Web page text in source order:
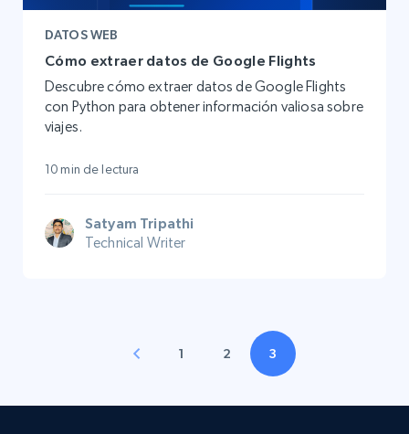
DATOS WEB
Cómo extraer datos de Google Flights
Descubre cómo extraer datos de Google Flights
con Python para obtener información valiosa sobre
viajes.
10 min de lectura
Satyam Tripathi
Technical Writer
1 2 3